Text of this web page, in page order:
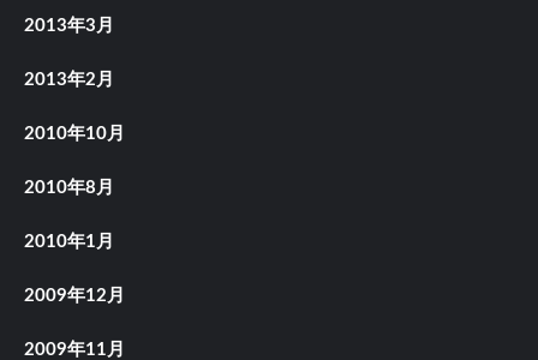
2013年3月
2013年2月
2010年10月
2010年8月
2010年1月
2009年12月
2009年11月